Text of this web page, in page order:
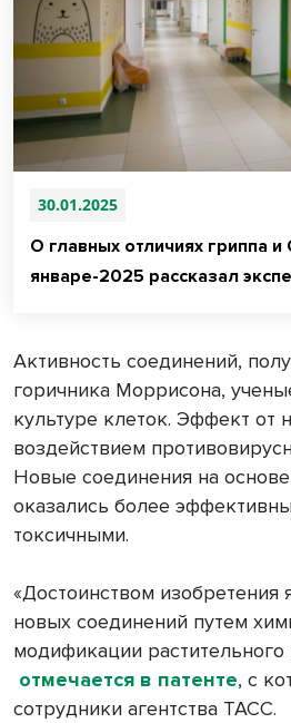
30.01.2025
О главных отличиях гриппа
январе-2025 рассказал
Активность соединений,
горичника Моррисона,
культуре клеток. Эффект от
воздействием
Новые соединения на
оказались более
токсичными.
«Достоинством изобретения
новых соединений путем
модификации растительного
отмечается в патенте, с
сотрудники агентства ТАСС.